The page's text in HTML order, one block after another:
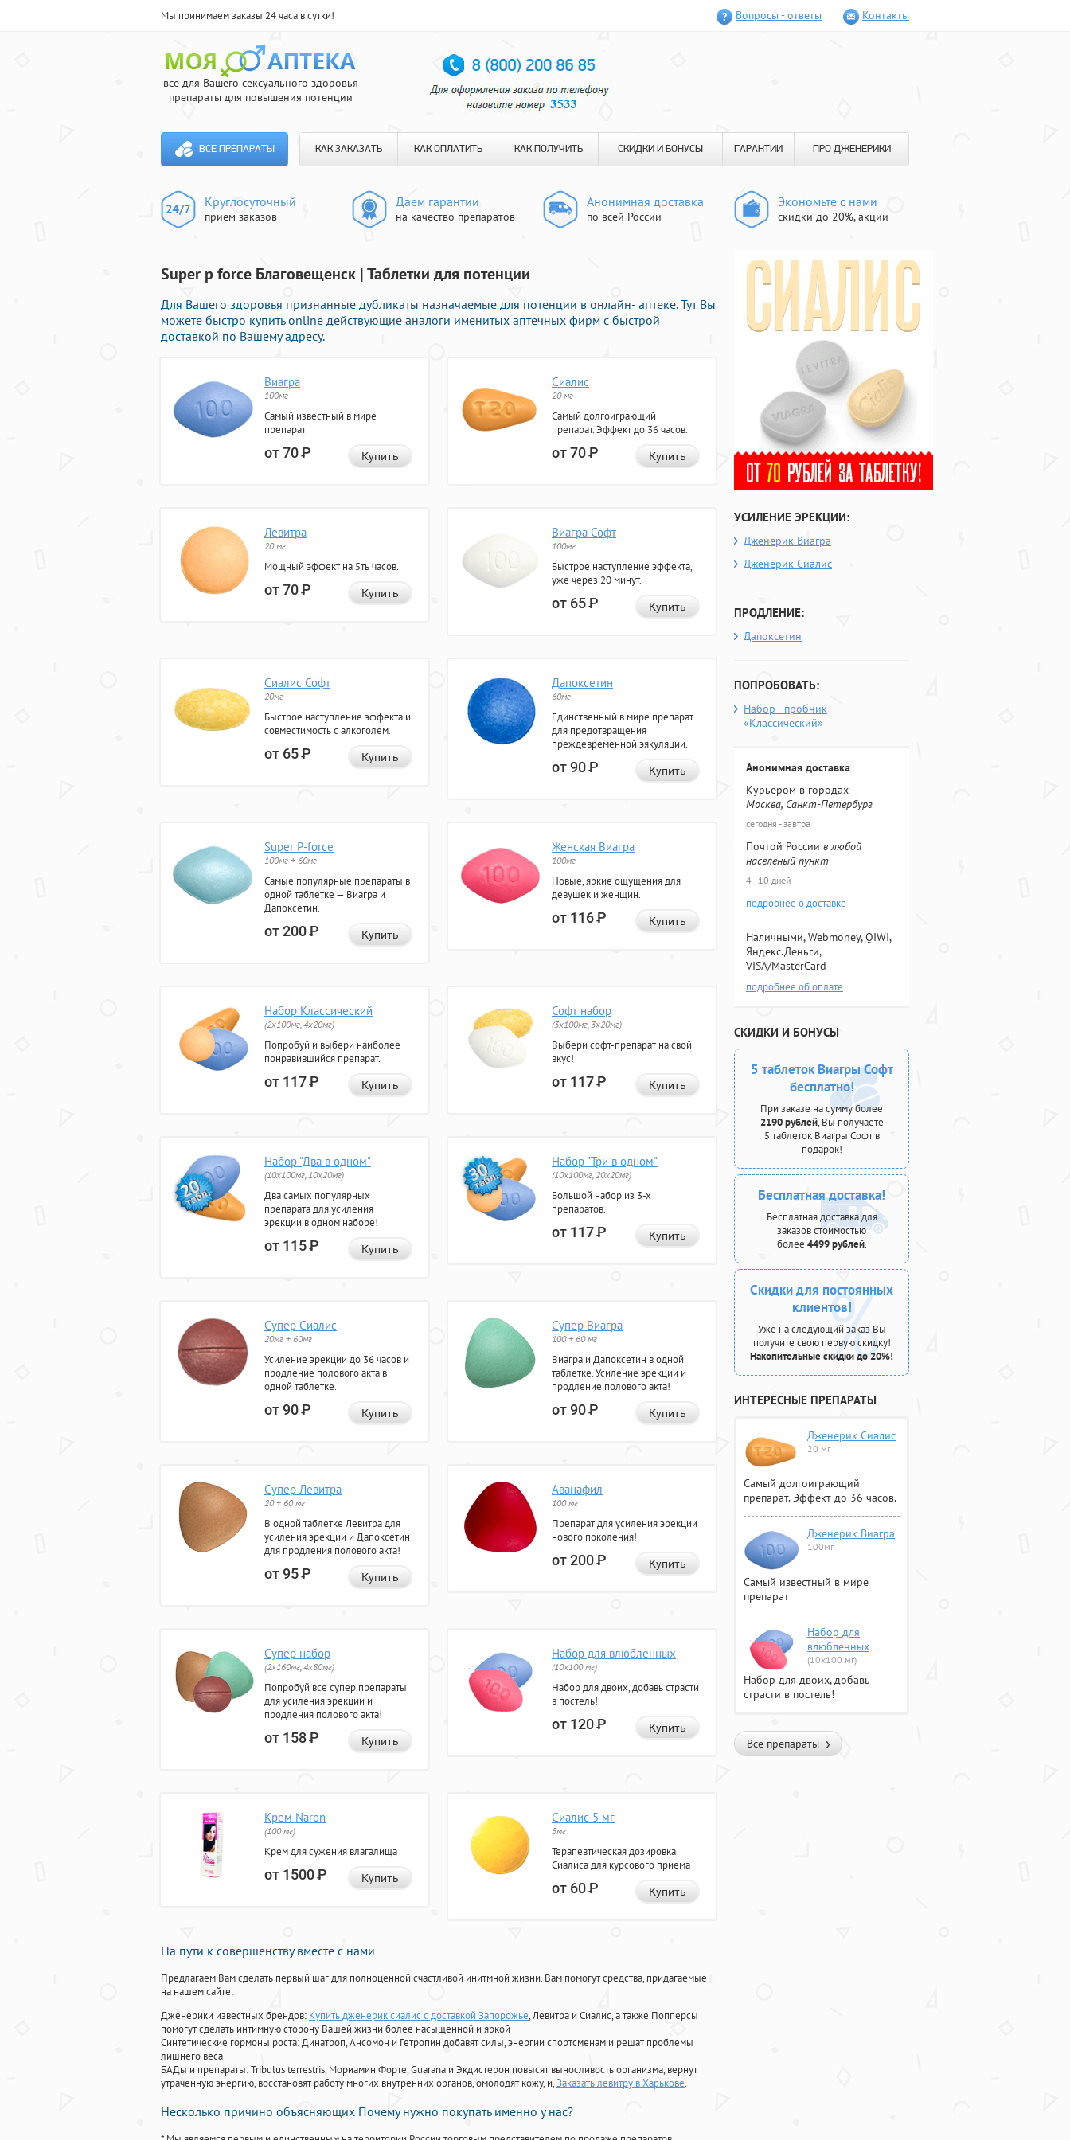
Мы принимаем заказы 24 часа в сутки! Вопросы - ответы Контакты
все для Вашего сексуального здоровья
препараты для повышения потенции
ВСЕ ПРЕПАРАТЫ КАК ЗАКАЗАТЬ КАК ОПЛАТИТЬ КАК ПОЛУЧИТЬ СКИДКИ И БОНУСЫ ГАРАНТИИ ПРО ДЖЕНЕРИКИ
Круглосуточный
прием заказов
Даем гарантии
на качество препаратов
Анонимная доставка
по всей России
Экономьте с нами
скидки до 20%, акции
Super p force Благовещенск | Таблетки для потенции
Для Вашего здоровья признанные дубликаты назначаемые для потенции в онлайн- аптеке. Тут Вы
можете быстро купить online действующие аналоги именитых аптечных фирм с быстрой
доставкой по Вашему адресу.
Виагра
100мг
Самый известный в мире
препарат
от 70Р Купить
Сиалис
20 мг
Самый долгоиграющий
препарат. Эффект до 36 часов.
от 70Р Купить
Левитра
20 мг
Мощный эффект на 5ть часов.
от 70Р Купить
Виагра Софт
100мг
Быстрое наступление эффекта,
уже через 20 минут.
от 65Р Купить
Сиалис Софт
20мг
Быстрое наступление эффекта и
совместимость с алкоголем.
от 65Р Купить
Дапоксетин
60мг
Единственный в мире препарат
для предотвращения
преждевременной эякуляции.
от 90Р Купить
Super P-force
100мг + 60мг
Самые популярные препараты в
одной таблетке — Виагра и
Дапоксетин.
от 200Р Купить
Женская Виагра
100мг
Новые, яркие ощущения для
девушек и женщин.
от 116Р Купить
Набор Классический
(2x100мг, 4x20мг)
Попробуй и выбери наиболее
понравившийся препарат.
от 117Р Купить
Софт набор
(3x100мг, 3x20мг)
Выбери софт-препарат на свой
вкус!
от 117Р Купить
Набор "Два в одном"
(10x100мг, 10x20мг)
Два самых популярных
препарата для усиления
эрекции в одном наборе!
от 115Р Купить
Набор "Три в одном"
(10x100мг, 20x20мг)
Большой набор из 3-х
препаратов.
от 117Р Купить
Супер Сиалис
20мг + 60мг
Усиление эрекции до 36 часов и
продление полового акта в
одной таблетке.
от 90Р Купить
Супер Виагра
100 + 60 мг
Виагра и Дапоксетин в одной
таблетке. Усиление эрекции и
продление полового акта!
от 90Р Купить
Супер Левитра
20 + 60 мг
В одной таблетке Левитра для
усиления эрекции и Дапоксетин
для продления полового акта!
от 95Р Купить
Аванафил
100 мг
Препарат для усиления эрекции
нового поколения!
от 200Р Купить
Супер набор
(2х160мг, 4х80мг)
Попробуй все супер препараты
для усиления эрекции и
продления полового акта!
от 158Р Купить
Набор для влюбленных
(10х100 мг)
Набор для двоих, добавь страсти
в постель!
от 120Р Купить
Крем Naron
(100 мг)
Крем для сужения влагалища
от 1500Р Купить
Сиалис 5 мг
5мг
Терапевтическая дозировка
Сиалиса для курсового приема
от 60Р Купить
На пути к совершенству вместе с нами
Предлагаем Вам сделать первый шаг для полноценной счастливой инитмной жизни. Вам помогут средства, придагаемые
на нашем сайте:
Дженерики известных брендов: Купить дженерик сиалис с доставкой Запорожье, Левитра и Сиалис, а также Попперсы
помогут сделать интимную сторону Вашей жизни более насыщенной и яркой
Синтетические гормоны роста: Динатроп, Ансомон и Гетропин добавят силы, энергии спортсменам и решат проблемы
лишнего веса
БАДы и препараты:Tribulus terrestris, Мориамин Форте, Guarana и Экдистерон повысят выносливость организма, вернут
утраченную энергию, восстановят работу многих внутренних органов, омолодят кожу, и,Заказать левитру в Харькове.
Несколько причино объясняющих Почему нужно покупать именно у нас?
УСИЛЕНИЕ ЭРЕКЦИИ:
Дженерик Виагра
Дженерик Сиалис
ПРОДЛЕНИЕ:
Дапоксетин
ПОПРОБОВАТЬ:
Набор - пробник
«Классический»
Анонимная доставка
Курьером в городах
Москва, Санкт-Петербург
сегодня - завтра
Почтой России в любой
населеный пункт
4 - 10 дней
подробнее о доставке
Наличными, Webmoney, QIWI,
Яндекс.Деньги,
VISA/MasterCard
подробнее об оплате
СКИДКИ И БОНУСЫ
5 таблеток Виагры Софт
бесплатно!
При заказе на сумму более
2190 рублей, Вы получаете
5 таблеток Виагры Софт в
подарок!
Бесплатная доставка!
Бесплатная доставка для
заказов стоимостью
более 4499 рублей.
Скидки для постоянных
клиентов!
Уже на следующий заказ Вы
получите свою первую скидку!
Накопительные скидки до 20%!
ИНТЕРЕСНЫЕ ПРЕПАРАТЫ
Дженерик Сиалис
20 мг
Самый долгоиграющий
препарат. Эффект до 36 часов.
Дженерик Виагра
100мг
Самый известный в мире
препарат
Набор для
влюбленных
(10х100 мг)
Набор для двоих, добавь
страсти в постель!
Все препараты